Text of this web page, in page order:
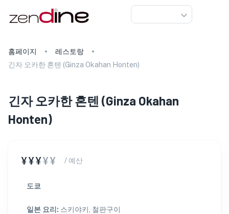
홈페이지
레스토랑
긴자 오카한 혼텐 (Ginza Okahan Honten)
긴자 오카한 혼텐 (Ginza Okahan
Honten)
¥¥¥¥¥ / 예산
도쿄
일본 요리 : 스키야키, 철판구이